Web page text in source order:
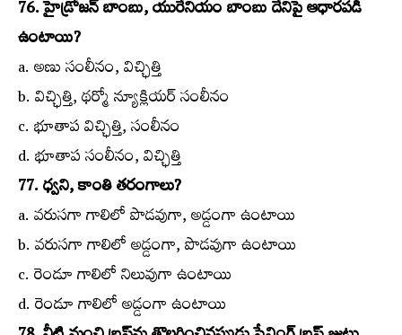
76. హైడ్రోజన్‌ బాంబు, యురేనియం బాంబు దేనిపై ఆధారపడి
ఉంటాయి?
a. అణు సంలీనం, విచ్ఛిత్తి
b. విచ్ఛిత్తి, థర్మో న్యూక్లియర్‌ సంలీనం
c. భూతాప విచ్ఛిత్తి, సంలీనం
d. భూతాప సంలీనం, విచ్ఛిత్తి
77. ధ్వని, కాంతి తరంగాలు?
a. వరుసగా గాలిలో పొడవుగా, అడ్డంగా ఉంటాయి
b. వరుసగా గాలిలో అడ్డంగా, పొడవుగా ఉంటాయి
c. రెండూ గాలిలో నిలువుగా ఉంటాయి
d. రెండూ గాలిలో అడ్డంగా ఉంటాయి